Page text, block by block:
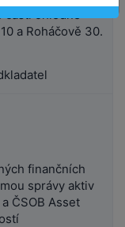
části ohledně
a Roháčově 30.
finančních
správy aktiv
ČSOB Asset